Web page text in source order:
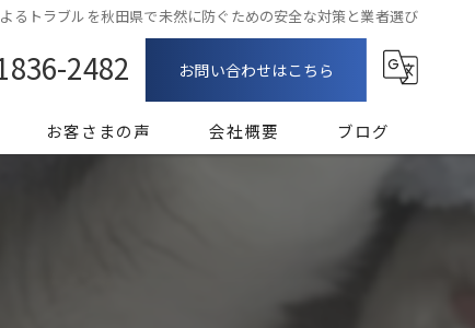
るトラブルを秋田県で未然に防ぐための安全な対策と業者選び
2482 お問い合わせはこちら
お客さまの声 会社概要 ブログ